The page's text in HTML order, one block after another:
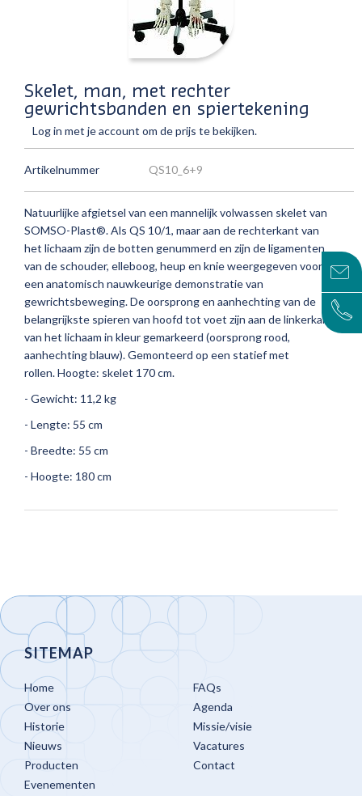
Skelet, man, met rechter
gewrichtsbanden en spiertekening
Log in met je account om de prijs te bekijken.
Artikelnummer QS10_6+9
Natuurlijke afgietsel van een mannelijk volwassen skelet van
SOMSO-Plast®.Als QS 10/1, maar aan de rechterkant van
het lichaam zijn de botten genummerd en zijn de ligamenten
van de schouder, elleboog, heup en knie weergegeven voor
een anatomisch nauwkeurige demonstratie van
gewrichtsbeweging.De oorsprong en aanhechting van de
belangrijkste spieren van hoofd tot voet zijn aan de linkerkant
van het lichaam in kleur gemarkeerd (oorsprong rood,
aanhechting blauw).Gemonteerd op een statief met
rollen.Hoogte: skelet 170 cm.
- Gewicht: 11,2 kg
- Lengte: 55 cm
- Breedte: 55 cm
- Hoogte: 180 cm
SITEMAP
Home
Over ons
Historie
Nieuws
Producten
Evenementen
FAQs
Agenda
Missie/visie
Vacatures
Contact